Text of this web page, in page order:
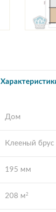
Дом
Клееный брус
195 мм
208 м2